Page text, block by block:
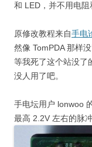
和 LED，并不用电阻
原修改教程来自手电
然像 TomPDA 那样
等我死了这个站没了
没人用了吧。
手电坛用户 lonwoo
最高 2.2V 左右的脉